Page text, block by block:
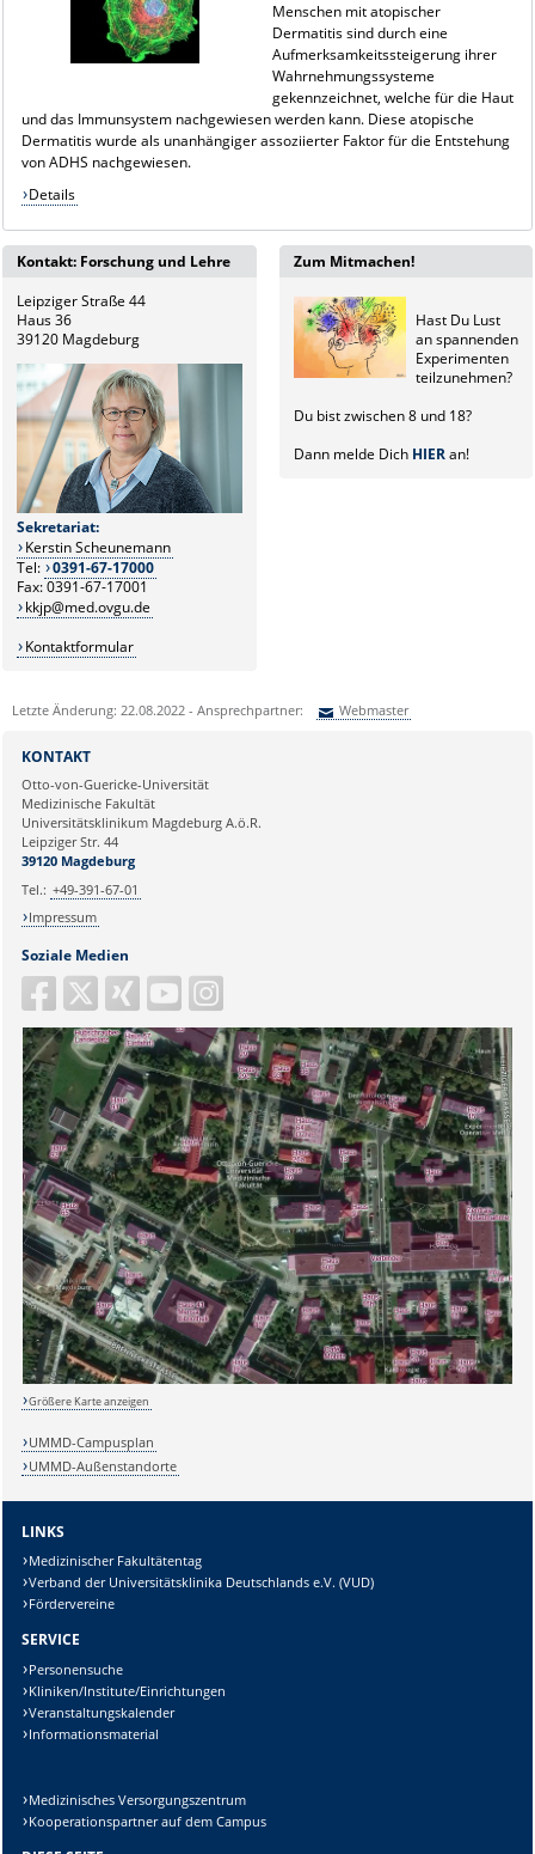
Menschen mit atopischer
Dermatitis sind durch eine
Aufmerksamkeitssteigerung ihrer
Wahrnehmungssysteme
gekennzeichnet, welche für die Haut
und das Immunsystem nachgewiesen werden kann. Diese atopische
Dermatitis wurde als unanhängiger assoziierter Faktor für die Entstehung
von ADHS nachgewiesen.
Details
Kontakt: Forschung und Lehre
Leipziger Straße 44
Haus 36
39120 Magdeburg
Sekretariat:
Kerstin Scheunemann
Tel: 0391-67-17000
Fax: 0391-67-17001
kkjp@med.ovgu.de
Kontaktformular
Zum Mitmachen!
Hast Du Lust
an spannenden
Experimenten
teilzunehmen?
Du bist zwischen 8 und 18?
Dann melde Dich HIERan!
Letzte Änderung: 22.08.2022 - Ansprechpartner: Webmaster
Sie können eine Nachricht versenden an:
Ihre E-Mailadresse:
Ihr Anliegen:
Soziale Medien
KONTAKT
Otto-von-Guericke-Universität
Medizinische Fakultät
Universitätsklinikum Magdeburg A.ö.R.
Leipziger Str. 44
39120 Magdeburg
Tel.: +49-391-67-01
Impressum
Größere Karte anzeigen
UMMD-Campusplan
UMMD-Außenstandorte
LINKS
Medizinischer Fakultätentag
Verband der Universitätsklinika Deutschlands e.V. (VUD)
Fördervereine
SERVICE
Personensuche
Kliniken/Institute/Einrichtungen
Veranstaltungskalender
Informationsmaterial
Medizinisches Versorgungszentrum
Kooperationspartner auf dem Campus